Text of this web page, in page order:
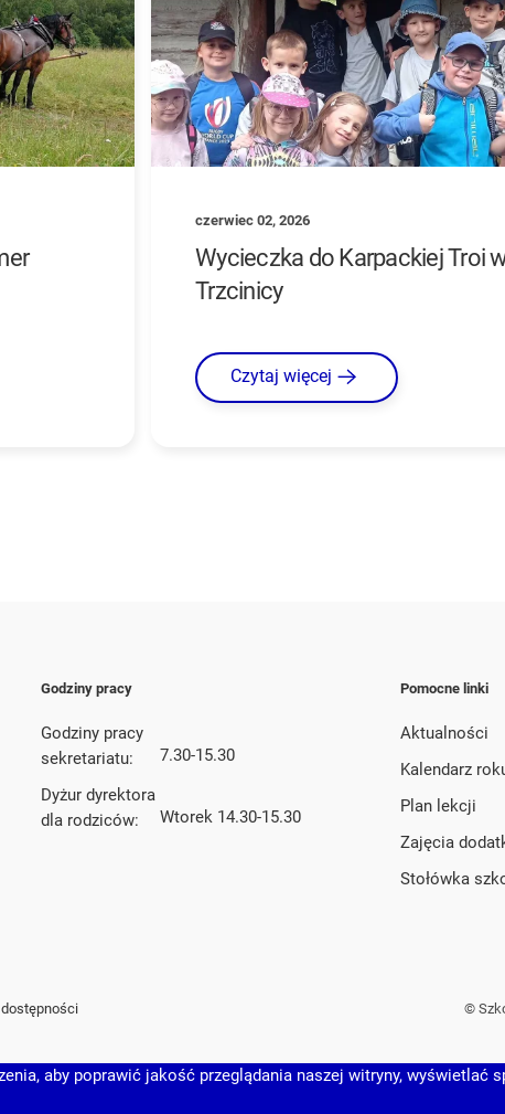
czerwiec 02, 2026
Wycieczka do Karpackiej Troi
Trzcinicy
Czytaj więcej
Godziny pracy
Godziny pracy
sekretariatu:
7.30-15.30
Dyżur dyrektora
dla rodziców:
Wtorek 14.30-15.30
Pomocne linki
Aktualności
Kalendarz
Plan lekcji
Zajęcia
Stołówka
©
aby poprawić jakość przeglądania naszej witryny,